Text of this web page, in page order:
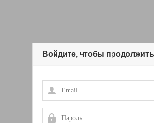
Войдите, чтобы продолжить
Email
Пароль